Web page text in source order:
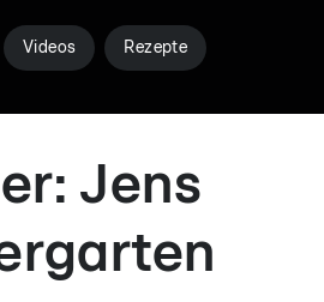
Videos Rezepte
Jens